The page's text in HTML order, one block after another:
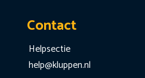
Contact
Helpsectie
help@kluppen.nl